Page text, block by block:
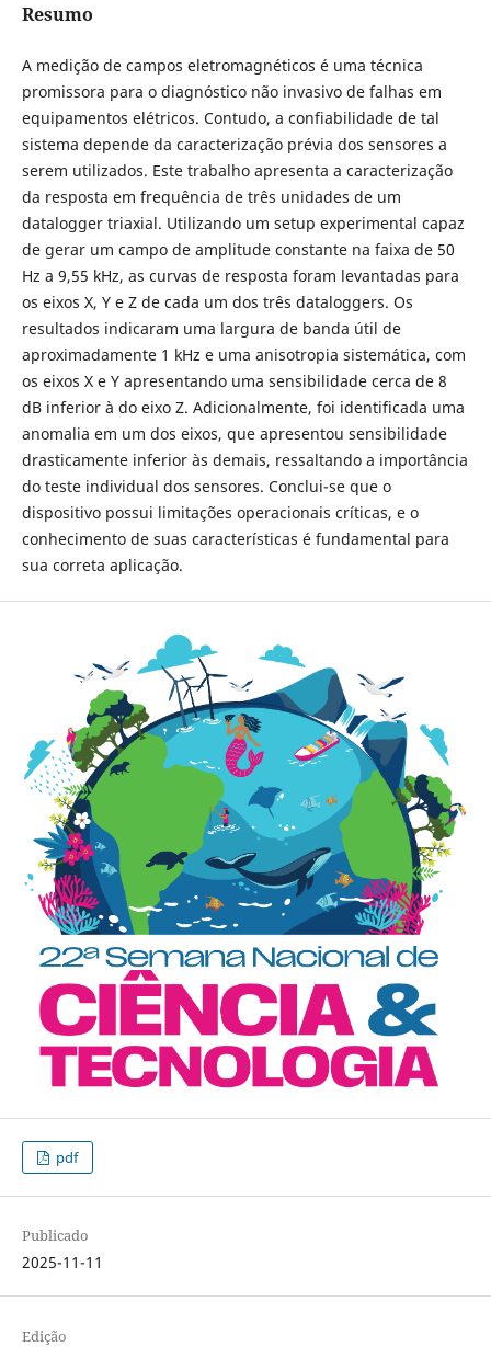
Resumo
A medição de campos eletromagnéticos é uma técnica
promissora para o diagnóstico não invasivo de falhas em
equipamentos elétricos. Contudo, a confiabilidade de tal
sistema depende da caracterização prévia dos sensores a
serem utilizados. Este trabalho apresenta a caracterização
da resposta em frequência de três unidades de um
datalogger triaxial. Utilizando um setup experimental capaz
de gerar um campo de amplitude constante na faixa de 50
Hz a 9,55 kHz, as curvas de resposta foram levantadas para
os eixos X, Y e Z de cada um dos três dataloggers. Os
resultados indicaram uma largura de banda útil de
aproximadamente 1 kHz e uma anisotropia sistemática, com
os eixos X e Y apresentando uma sensibilidade cerca de 8
dB inferior à do eixo Z. Adicionalmente, foi identificada uma
anomalia em um dos eixos, que apresentou sensibilidade
drasticamente inferior às demais, ressaltando a importância
do teste individual dos sensores. Conclui-se que o
dispositivo possui limitações operacionais críticas, e o
conhecimento de suas características é fundamental para
sua correta aplicação.
pdf
Publicado
2025-11-11
Edição